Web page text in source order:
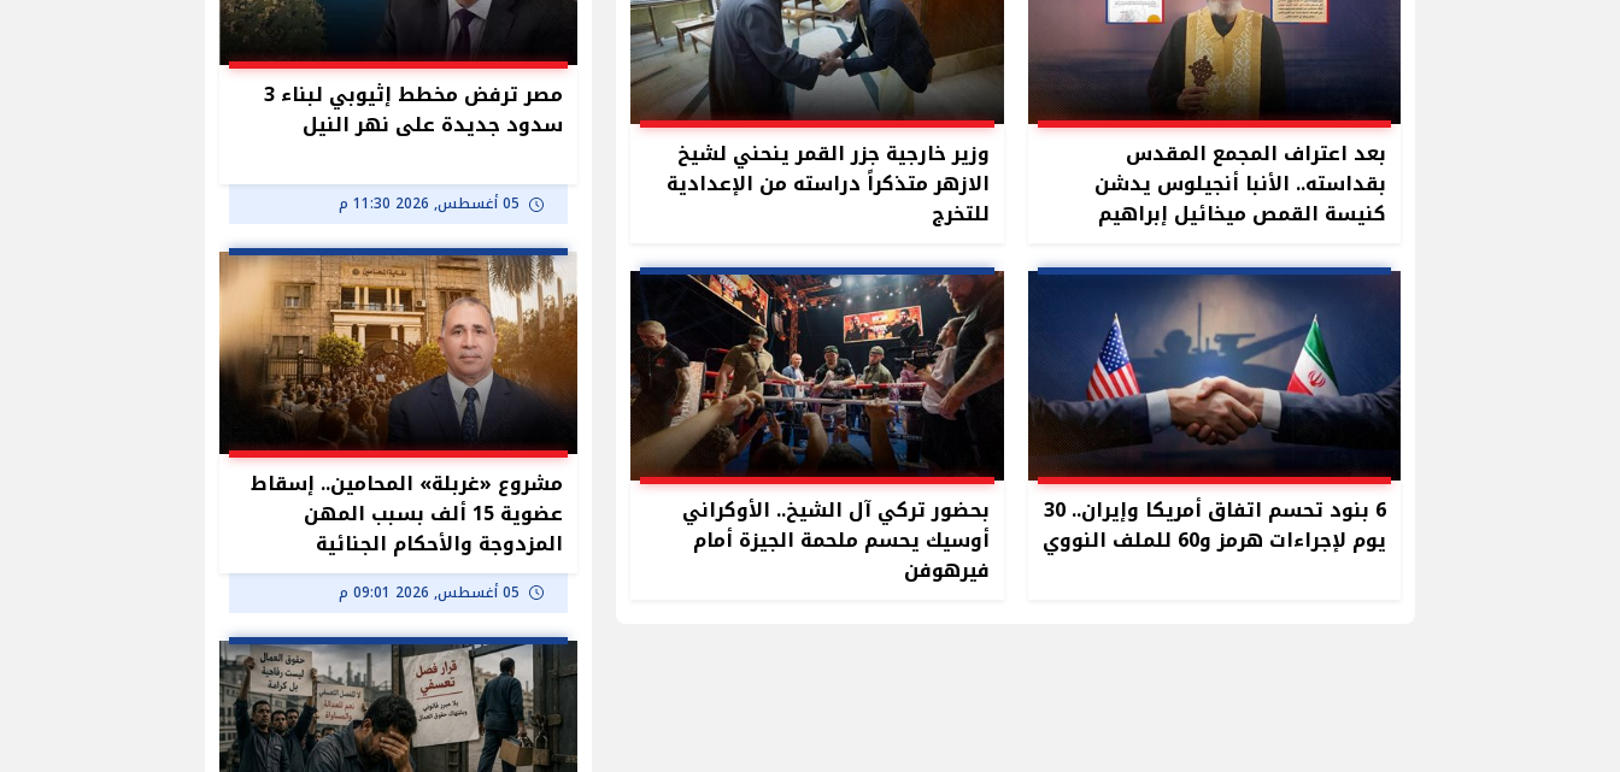
بعد اعتراف المجمع المقدس
بقداسته.. الأنبا أنجيلوس يدشن
كنيسة القمص ميخائيل إبراهيم
وزير خارجية جزر القمر ينحني لشيخ
الازهر متذكراً دراسته من الإعدادية
للتخرج
6 بنود تحسم اتفاق أمريكا وإيران.. 30
يوم لإجراءات هرمز و60 للملف النووي
بحضور تركي آل الشيخ.. الأوكراني
أوسيك يحسم ملحمة الجيزة أمام
فيرهوفن
مصر ترفض مخطط إثيوبي لبناء 3
سدود جديدة على نهر النيل
05 أغسطس, 2026 11:30 م
مشروع «غربلة» المحامين.. إسقاط
عضوية 15 ألف بسبب المهن
المزدوجة والأحكام الجنائية
05 أغسطس, 2026 09:01 م